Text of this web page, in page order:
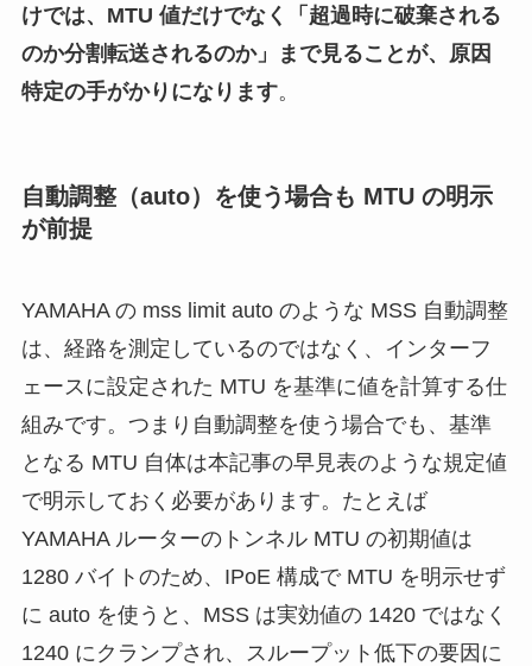
けでは、MTU 値だけでなく「超過時に破棄される
のか分割転送されるのか」まで見ることが、原因
特定の手がかりになります。
自動調整（auto）を使う場合も MTU の明示
が前提
YAMAHA の mss limit auto のような MSS 自動調整
は、経路を測定しているのではなく、インターフ
ェースに設定された MTU を基準に値を計算する仕
組みです。つまり自動調整を使う場合でも、基準
となる MTU 自体は本記事の早見表のような規定値
で明示しておく必要があります。たとえば
YAMAHA ルーターのトンネル MTU の初期値は
1280 バイトのため、IPoE 構成で MTU を明示せず
に auto を使うと、MSS は実効値の 1420 ではなく
1240 にクランプされ、スループット低下の要因に